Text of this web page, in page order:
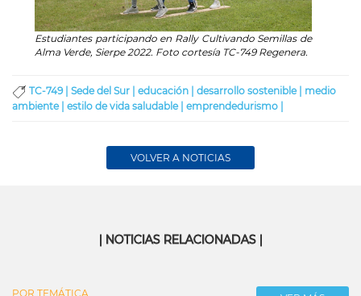
Estudiantes participando en Rally Cultivando Semillas de
Alma Verde, Sierpe 2022. Foto cortesía TC-749 Regenera.
TC-749 | Sede del Sur | educación | desarrollo sostenible | medio
ambiente | estilo de vida saludable | emprendedurismo |
VOLVER A NOTICIAS
| NOTICIAS RELACIONADAS |
POR TEMÁTICA